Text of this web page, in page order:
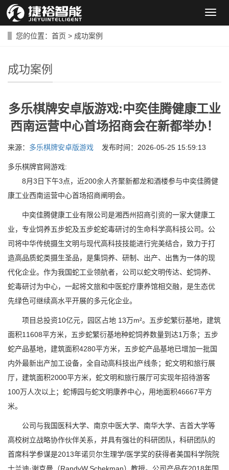
导
您的位置： 首页 > 成功案例
成功案例
多乐棋牌安卓版游戏:中奕佳腾健康工业
西南运营中心首场招商会在新都举办！
来源： 多乐棋牌安卓版游戏 发布时间：2026-05-25 15:59:13
多乐棋牌官网游戏:
8月3日下午3点，近200余人齐聚新都龙和酒楼参与中奕佳腾健
康工业西南运营中心首场招商阐明会。
中奕佳腾健康工业有限公司是湘西州招商引资的一家大健康工
业，专业饲养五步蛇及五步蛇蛇毒研讨的生命科学高科技公司。公
司将中华传统摄生文明与现代高科技技能进行完美结合，致力于打
造高品质蛇类摄生圣品，是集饲养、研制、出产、出售为一体的现
代化企业。作为我国蛇工业领航者，公司以蛇文明传达、蛇饲养、
蛇毒研讨为中心，一起将文旅和中医蛇疗康养馆相交融，是生态优
先绿色可继续高水平开展的多元化企业。
项目总投资10亿元，园区占地 13万m²。五步蛇繁衍基地，建筑
面积11608平方米，五步蛇繁衍基地种蛇饲养数量到达1万条；五步
蛇产品基地，建筑面积4280平方米，五步蛇产品基地已增加一批国
内外最新出产加工设备，全自动高科技出产线条；蛇文明和旅行展
厅，建筑面积2000平方米，蛇文明和旅行展厅可实现年招待游客
100万人次以上；蛇博园与蛇文明康养中心，用地面积46667平方
米。
公司与我国医科大学、南京中医大学、南华大学、吉首大学等
高校树立战略协作伙伴关系，并具有强壮的科研团队，科研团队的
首席科学参谋是2013年诺贝尔生理学/医学奖的获得者美国科学院院